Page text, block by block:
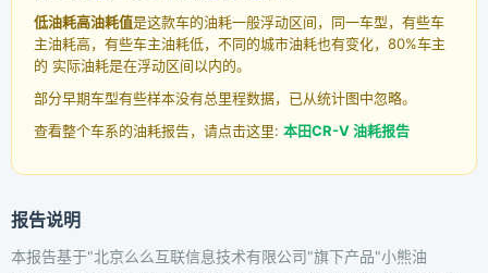
低油耗高油耗值是这款车的油耗一般浮动区间，同一车型，有些车
主油耗高，有些车主油耗低，不同的城市油耗也有变化，80%车主
的 实际油耗是在浮动区间以内的。
部分早期车型有些样本没有总里程数据，已从统计图中忽略。
查看整个车系的油耗报告，请点击这里: 本田CR-V 油耗报告
报告说明
本报告基于"北京么么互联信息技术有限公司"旗下产品"小熊油